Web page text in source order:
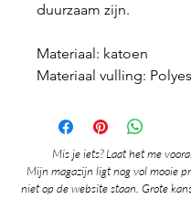
duurzaam zijn.
Materiaal: katoen
Materiaal vulling:
Mis je iets? Laat het me
Mijn magazijn ligt nog vol mooie
niet op de website staan. Grote